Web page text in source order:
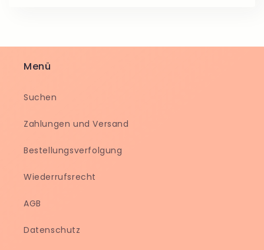
Menü
Suchen
Zahlungen und Versand
Bestellungsverfolgung
Wiederrufsrecht
AGB
Datenschutz